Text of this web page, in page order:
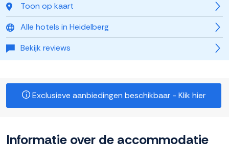
Toon op kaart
Alle hotels in Heidelberg
Bekijk reviews
Exclusieve aanbiedingen beschikbaar - Klik hier
Informatie over de accommodatie